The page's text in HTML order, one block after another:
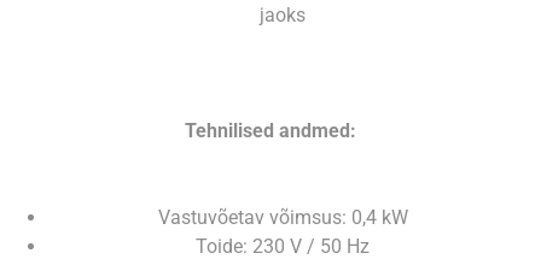
jaoks
Tehnilised andmed:
Vastuvõetav võimsus: 0,4 kW
Toide: 230 V / 50 Hz